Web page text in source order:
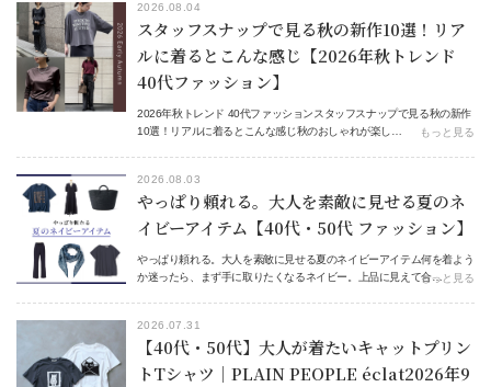
2026.08.04
スタッフスナップで見る秋の新作10選！リア
ルに着るとこんな感じ【2026年秋トレンド
40代ファッション】
2026年秋トレンド 40代ファッションスタッフスナップで見る秋の新作
10選！リアルに着るとこんな感じ秋のおしゃれが楽し…
もっと見る
2026.08.03
やっぱり頼れる。大人を素敵に見せる夏のネ
イビーアイテム【40代・50代 ファッション】
やっぱり頼れる。大人を素敵に見せる夏のネイビーアイテム何を着よう
か迷ったら、まず手に取りたくなるネイビー。上品に見えて合…もっと見る
2026.07.31
【40代・50代】大人が着たいキャットプリン
トTシャツ｜PLAIN PEOPLE éclat2026年9